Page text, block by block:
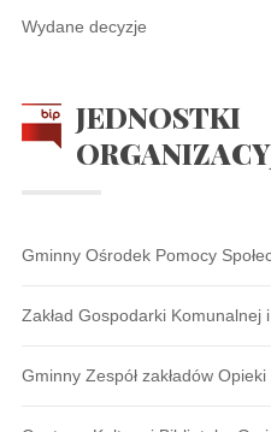
Wydane decyzje
JEDNOSTKI
Gminny Ośrodek Pomocy
Zakład Gospodarki Komunalnej
Gminny Zespół zakładów